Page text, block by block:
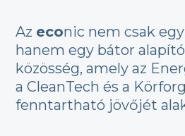
Az econic nem csak
hanem egy bátor
közösség, amely az
a CleanTech és a
fenntartható jövőjét